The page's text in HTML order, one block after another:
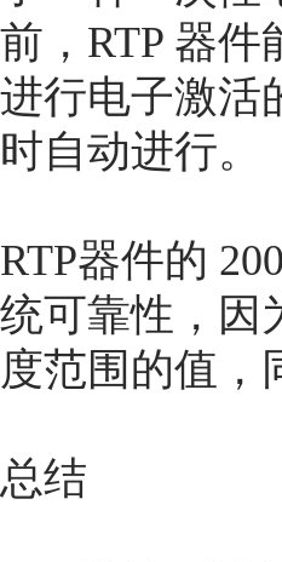
前，RTP 器
进行电子激活
时自动进行。
RTP器件的
统可靠性，因
度范围的值，
总结